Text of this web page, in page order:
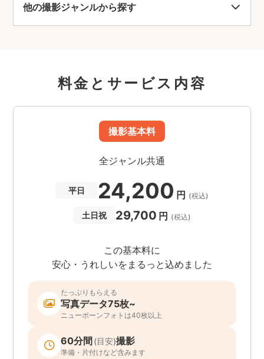
他の撮影ジャンルから探す
料金とサービス内容
撮影基本料
全ジャンル共通
平日 24,200 円 (税込)
土日祝 29,700 円 (税込)
この基本料に
安心・うれしいをまるっと込めました
たっぷりもらえる
写真データ75枚~
ニューボーンフォトは40枚以上
60分間 (目安)撮影
準備・片付けなど含みます